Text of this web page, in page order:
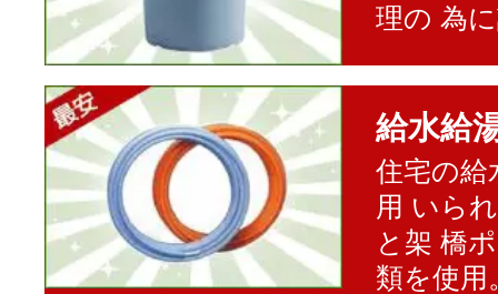
理の 為
給水給
住宅の給
用 いら
と架 橋
類を使用